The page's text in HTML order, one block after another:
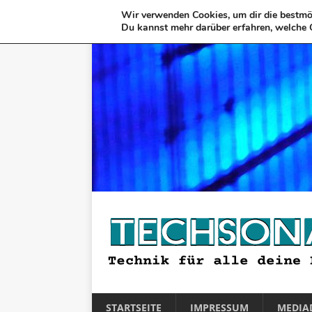
STARTSEITE IMPRESSUM
Wir verwenden Cookies, um dir die
Du kannst mehr darüber erfahren,